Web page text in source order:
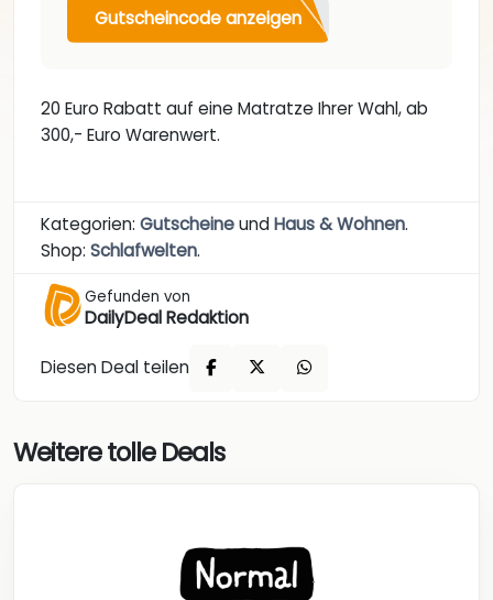
Gutscheincode anzeigen
20 Euro Rabatt auf eine Matratze Ihrer Wahl, ab
300,- Euro Warenwert.
Kategorien: GutscheineundHaus & Wohnen.
Shop: Schlafwelten.
Gefunden von
DailyDeal Redaktion
Diesen Deal teilen
Weitere tolle Deals